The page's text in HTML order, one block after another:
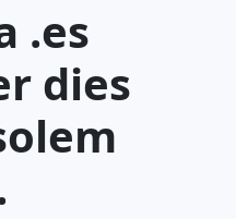
.es
dies